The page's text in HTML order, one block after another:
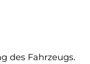
des Fahrzeugs.